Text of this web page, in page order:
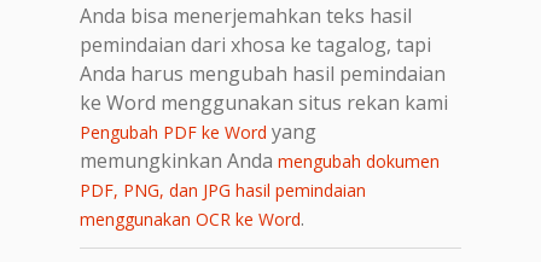
Anda bisa menerjemahkan teks hasil
pemindaian dari xhosa ke tagalog, tapi
Anda harus mengubah hasil pemindaian
ke Word menggunakan situs rekan kami
Pengubah PDF ke Word yang
memungkinkan Anda mengubah dokumen
PDF, PNG, dan JPG hasil pemindaian
menggunakan OCR ke Word.